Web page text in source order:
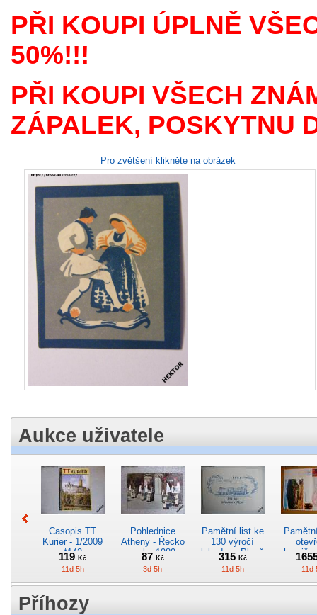
PŘI KOUPI ÚPLNĚ
50%!!!
PŘI KOUPI VŠECH
ZÁPALEK, POSKYTNU
Pro zvětšení klikněte na obrázek
Aukce uživatele
Časopis TT
Kurier - 1/2009
*142
119Kč
11d 5h
Pohlednice
Atheny - Řecko
z roku 1989.
Nová nepoužitá
*5019
87 Kč
3d 5h
Pamětní list ke
130 výročí
lokodepa Plzeň
*2963
315 Kč
11d 5h 11d
Příhozy